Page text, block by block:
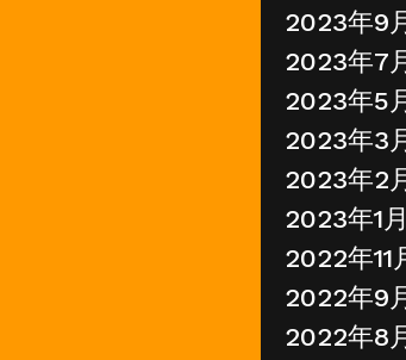
2023年9
2023年7
2023年5
2023年3
2023年2
2023年1月
2022年11
2022年9
2022年8